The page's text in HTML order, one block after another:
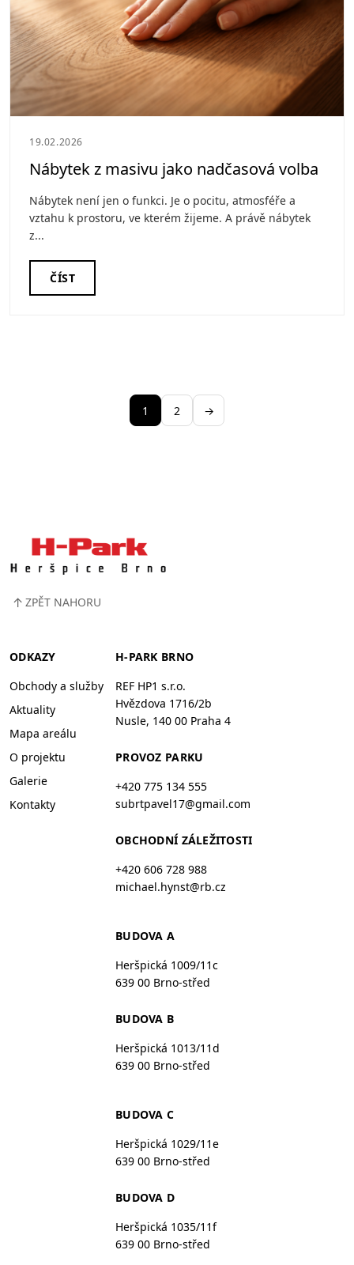
19.02.2026
Nábytek z masivu jako nadčasová volba
Nábytek není jen o funkci. Je o pocitu, atmosféře a
vztahu k prostoru, ve kterém žijeme. A právě nábytek
z...
ČÍST
1 2 →
↑ ZPĚT NAHORU
ODKAZY
Obchody a služby
Aktuality
Mapa areálu
O projektu
Galerie
Kontakty
H-PARK BRNO
REF HP1 s.r.o.
Hvězdova 1716/2b
Nusle, 140 00 Praha 4
PROVOZ PARKU
+420 775 134 555
subrtpavel17@gmail.com
OBCHODNÍ ZÁLEŽITOSTI
+420 606 728 988
michael.hynst@rb.cz
BUDOVA A
Heršpická 1009/11c
639 00 Brno-střed
BUDOVA B
Heršpická 1013/11d
639 00 Brno-střed
BUDOVA C
Heršpická 1029/11e
639 00 Brno-střed
BUDOVA D
Heršpická 1035/11f
639 00 Brno-střed